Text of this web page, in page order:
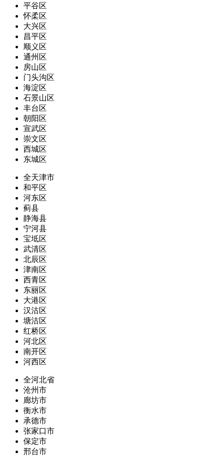
平谷区
怀柔区
大兴区
昌平区
顺义区
通州区
房山区
门头沟区
海淀区
石景山区
丰台区
朝阳区
宣武区
崇文区
西城区
东城区
全天津市
和平区
河东区
蓟县
静海县
宁河县
宝坻区
武清区
北辰区
津南区
西青区
东丽区
大港区
汉沽区
塘沽区
红桥区
河北区
南开区
河西区
全河北省
沧州市
廊坊市
衡水市
承德市
张家口市
保定市
邢台市